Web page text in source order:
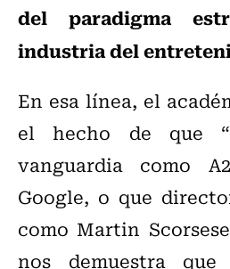
del paradigma
industria del
En esa línea, el
el hecho de que
vanguardia como
Google, o que
como Martin
nos demuestra